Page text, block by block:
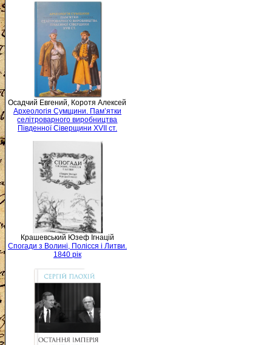
Осадчий Евгений, Коротя Алексей
Археологія Сумщини. Пам’ятки
селітроварного виробництва
Південної Сіверщини XVII ст.
Крашевський Юзеф Ігнацій
Спогади з Волині, Полісся і Литви.
1840 рік